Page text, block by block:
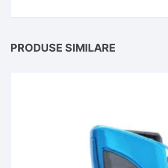
PRODUSE SIMILARE